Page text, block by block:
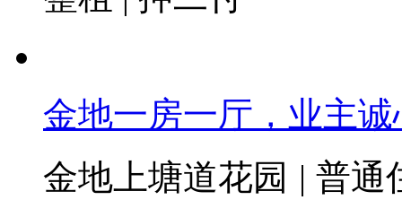
金地一房一厅，业主
金地上塘道花园 | 普通